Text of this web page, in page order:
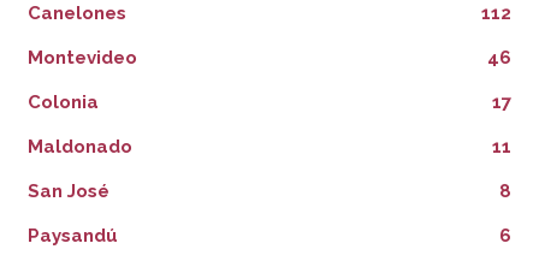
Canelones 112
Montevideo 46
Colonia 17
Maldonado 11
San José 8
Paysandú 6